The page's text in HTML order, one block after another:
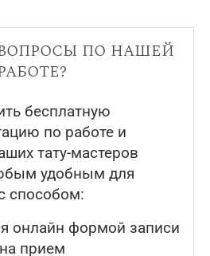
по нашей
бесплатную
по работе и
тату-мастеров
удобным для
способом:
онлайн формой записи
на прием